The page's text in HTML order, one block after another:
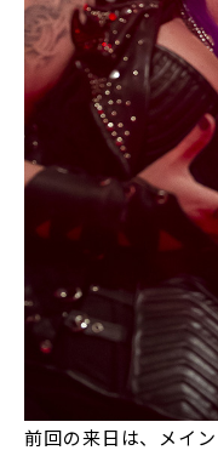
前回の来日は、メイ